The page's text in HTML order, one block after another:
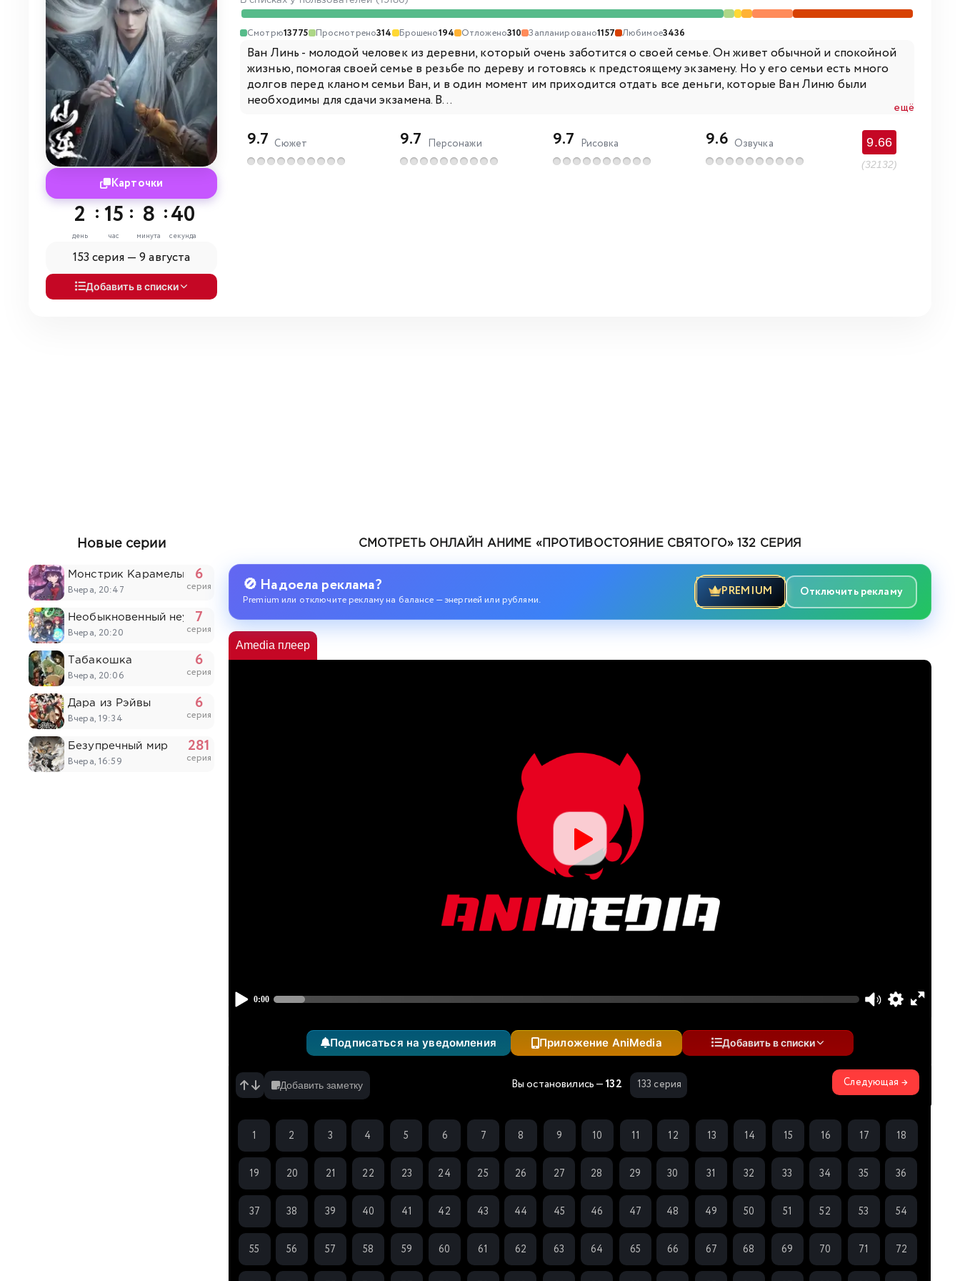
Карточки
2
день
:15
час
: 8
минута
:38
секунда
153 серия —9 августа
Добавить в списки
Смотрю13775 Просмотрено314 Брошено194 Отложено310 Запланировано1157 Любимое3436
Ван Линь - молодой человек из деревни, который очень заботится о своей семье. Он живет обычной и спокойной
жизнью, помогая своей семье в резьбе по дереву и готовясь к предстоящему экзамену. Но у его семьи есть много
долгов перед кланом семьи Ван, и в один момент им приходится отдать все деньги, которые Ван Линю были
необходимы для сдачи экзамена. В...
ещё
9.7 Сюжет 9.7 Персонажи 9.7 Рисовка 9.6 Озвучка 9.66
(32132)
СМОТРЕТЬ ОНЛАЙН АНИМЕ «ПРОТИВОСТОЯНИЕ СВЯТОГО» 132 СЕРИЯ
🚫 Надоела реклама?
Premium или отключите рекламу на балансе — энергией или рублями.
PREMIUM Отключить рекламу
Amedia плеер
Подписаться на уведомления Приложение AniMedia Добавить в списки
Добавить заметку Вы остановились —132 133 серия Следующая →
1 2 3 4 5 6 7 8 9 10 11 12 13 14 15 16 17 18
19 20 21 22 23 24 25 26 27 28 29 30 31 32 33 34 35 36
37 38 39 40 41 42 43 44 45 46 47 48 49 50 51 52 53 54
55 56 57 58 59 60 61 62 63 64 65 66 67 68 69 70 71 72
Новые серии
Монстрик Карамелька
Вчера, 20:47
6
серия
Необыкновенный неудачник: Дневник переродившегося колдуна S-ранга
Вчера, 20:20
7
серия
Табакошка
Вчера, 20:06
6
серия
Дара из Рэйвы
Вчера, 19:34
6
серия
Безупречный мир
Вчера, 16:59
281
серия